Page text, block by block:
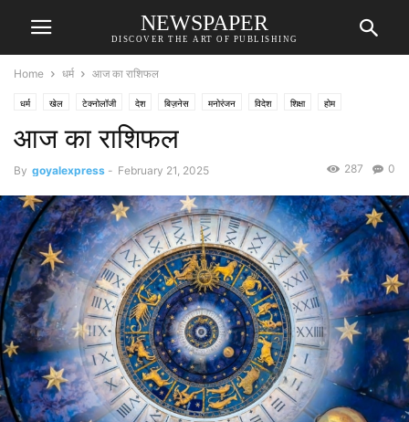
NEWSPAPER
DISCOVER THE ART OF PUBLISHING
Home धर्म आज का राशिफल
धर्म खेल टेक्नोलॉजी देश बिज़नेस मनोरंजन विदेश शिक्षा होम
आज का राशिफल
By goyalexpress - February 21, 2025 0
287